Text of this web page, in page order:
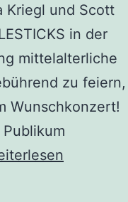
Kriegl und Scott
in der
mittelalterliche
zu feiern,
Wunschkonzert!